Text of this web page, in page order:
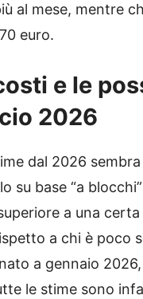
al mese, mentre
euro.
e le
2026
dal 2026
su base “a
a una
a chi è poco
a gennaio
le stime sono